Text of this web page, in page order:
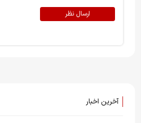
ارسال نظر
آخرین اخبار